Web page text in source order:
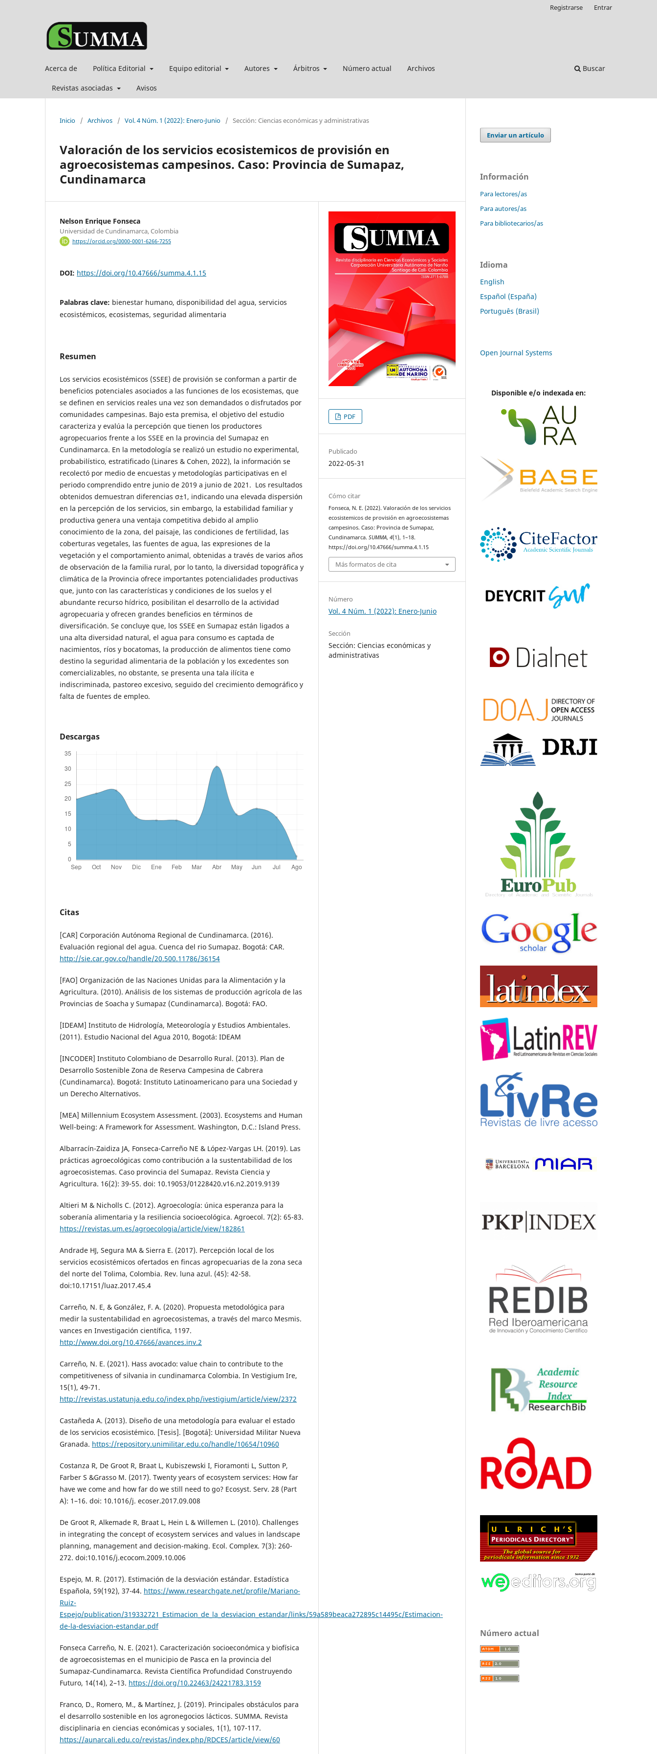
Acerca de Política Editorial Equipo editorial Autores Árbitros Número actual Archivos
Revistas asociadas Avisos
Buscar
Registrarse Entrar
Inicio / Archivos / Vol. 4 Núm. 1 (2022): Enero-Junio / Sección: Ciencias económicas y administrativas
Valoración de los servicios ecosistemicos de provisión en
agroecosistemas campesinos. Caso: Provincia de Sumapaz,
Cundinamarca
Nelson Enrique Fonseca
Universidad de Cundinamarca, Colombia
https://orcid.org/0000-0001-6266-7255
DOI: https://doi.org/10.47666/summa.4.1.15
Palabras clave: bienestar humano, disponibilidad del agua, servicios
ecosistémicos, ecosistemas, seguridad alimentaria
Resumen
Los servicios ecosistémicos (SSEE) de provisión se conforman a partir de
beneficios potenciales asociados a las funciones de los ecosistemas, que
se definen en servicios reales una vez son demandados o disfrutados por
comunidades campesinas. Bajo esta premisa, el objetivo del estudio
caracteriza y evalúa la percepción que tienen los productores
agropecuarios frente a los SSEE en la provincia del Sumapaz en
Cundinamarca. En la metodología se realizó un estudio no experimental,
probabilístico, estratificado (Linares & Cohen, 2022), la información se
recolectó por medio de encuestas y metodologías participativas en el
periodo comprendido entre junio de 2019 a junio de 2021. Los resultados
obtenidos demuestran diferencias σ±1, indicando una elevada dispersión
en la percepción de los servicios, sin embargo, la estabilidad familiar y
productiva genera una ventaja competitiva debido al amplio
conocimiento de la zona, del paisaje, las condiciones de fertilidad, las
coberturas vegetales, las fuentes de agua, las expresiones de la
vegetación y el comportamiento animal, obtenidas a través de varios años
de observación de la familia rural, por lo tanto, la diversidad topográfica y
climática de la Provincia ofrece importantes potencialidades productivas
que, junto con las características y condiciones de los suelos y el
abundante recurso hídrico, posibilitan el desarrollo de la actividad
agropecuaria y ofrecen grandes beneficios en términos de
diversificación. Se concluye que, los SSEE en Sumapaz están ligados a
una alta diversidad natural, el agua para consumo es captada de
nacimientos, ríos y bocatomas, la producción de alimentos tiene como
destino la seguridad alimentaria de la población y los excedentes son
comercializables, no obstante, se presenta una tala ilícita e
indiscriminada, pastoreo excesivo, seguido del crecimiento demográfico y
falta de fuentes de empleo.
Descargas
Citas
[CAR] Corporación Autónoma Regional de Cundinamarca. (2016).
Evaluación regional del agua. Cuenca del rio Sumapaz. Bogotá: CAR.
http://sie.car.gov.co/handle/20.500.11786/36154
[FAO] Organización de las Naciones Unidas para la Alimentación y la
Agricultura. (2010). Análisis de los sistemas de producción agrícola de las
Provincias de Soacha y Sumapaz (Cundinamarca). Bogotá: FAO.
[IDEAM] Instituto de Hidrología, Meteorología y Estudios Ambientales.
(2011). Estudio Nacional del Agua 2010, Bogotá: IDEAM
[INCODER] Instituto Colombiano de Desarrollo Rural. (2013). Plan de
Desarrollo Sostenible Zona de Reserva Campesina de Cabrera
(Cundinamarca). Bogotá: Instituto Latinoamericano para una Sociedad y
un Derecho Alternativos.
[MEA] Millennium Ecosystem Assessment. (2003). Ecosystems and Human
Well-being: A Framework for Assessment. Washington, D.C.: Island Press.
Albarracín-Zaidiza JA, Fonseca-Carreño NE & López-Vargas LH. (2019). Las
prácticas agroecológicas como contribución a la sustentabilidad de los
agroecosistemas. Caso provincia del Sumapaz. Revista Ciencia y
Agricultura. 16(2): 39-55. doi: 10.19053/01228420.v16.n2.2019.9139
Altieri M & Nicholls C. (2012). Agroecología: única esperanza para la
soberanía alimentaria y la resiliencia socioecológica. Agroecol. 7(2): 65-83.
https://revistas.um.es/agroecologia/article/view/182861
Andrade HJ, Segura MA & Sierra E. (2017). Percepción local de los
servicios ecosistémicos ofertados en fincas agropecuarias de la zona seca
del norte del Tolima, Colombia. Rev. luna azul. (45): 42-58.
doi:10.17151/luaz.2017.45.4
Carreño, N. E, & González, F. A. (2020). Propuesta metodológica para
medir la sustentabilidad en agroecosistemas, a través del marco Mesmis.
vances en Investigación científica, 1197.
http://www.doi.org/10.47666/avances.inv.2
Carreño, N. E. (2021). Hass avocado: value chain to contribute to the
competitiveness of silvania in cundinamarca Colombia. In Vestigium Ire,
15(1), 49-71.
http://revistas.ustatunja.edu.co/index.php/ivestigium/article/view/2372
Castañeda A. (2013). Diseño de una metodología para evaluar el estado
de los servicios ecosistémico. [Tesis]. [Bogotá]: Universidad Militar Nueva
Granada. https://repository.unimilitar.edu.co/handle/10654/10960
Costanza R, De Groot R, Braat L, Kubiszewski I, Fioramonti L, Sutton P,
Farber S &Grasso M. (2017). Twenty years of ecosystem services: How far
have we come and how far do we still need to go? Ecosyst. Serv. 28 (Part
A): 1–16. doi: 10.1016/j. ecoser.2017.09.008
De Groot R, Alkemade R, Braat L, Hein L & Willemen L. (2010). Challenges
in integrating the concept of ecosystem services and values in landscape
planning, management and decision-making. Ecol. Complex. 7(3): 260-
272. doi:10.1016/j.ecocom.2009.10.006
Espejo, M. R. (2017). Estimación de la desviación estándar. Estadística
Española, 59(192), 37-44. https://www.researchgate.net/profile/Mariano-
Ruiz-
Espejo/publication/319332721_Estimacion_de_la_desviacion_estandar/links/59a589beaca272895c14495c/Estimacion-
de-la-desviacion-estandar.pdf
Fonseca Carreño, N. E. (2021). Caracterización socioeconómica y biofísica
de agroecosistemas en el municipio de Pasca en la provincia del
Sumapaz-Cundinamarca. Revista Científica Profundidad Construyendo
Futuro, 14(14), 2–13. https://doi.org/10.22463/24221783.3159
Franco, D., Romero, M., & Martínez, J. (2019). Principales obstáculos para
el desarrollo sostenible en los agronegocios lácticos. SUMMA. Revista
disciplinaria en ciencias económicas y sociales, 1(1), 107-117.
https://aunarcali.edu.co/revistas/index.php/RDCES/article/view/60
PDF
Publicado
2022-05-31
Cómo citar
Fonseca, N. E. (2022). Valoración de los servicios
ecosistemicos de provisión en agroecosistemas
campesinos. Caso: Provincia de Sumapaz,
Cundinamarca.SUMMA,4(1), 1–18.
https://doi.org/10.47666/summa.4.1.15
Más formatos de cita
Número
Vol. 4 Núm. 1 (2022): Enero-Junio
Sección
Sección: Ciencias económicas y
administrativas
Enviar un artículo
Información
Para lectores/as
Para autores/as
Para bibliotecarios/as
Idioma
English
Español (España)
Português (Brasil)
Open Journal Systems
Disponible e/o indexada en:
Número actual